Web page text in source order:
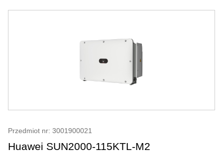
Przedmiot nr: 3001900021
Huawei SUN2000-115KTL-M2